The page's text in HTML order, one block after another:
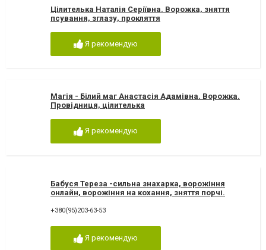
Цілителька Наталія Серіївна. Ворожка, зняття
псування, зглазу, прокляття
Я рекомендую
Магія - Білий маг Анастасія Адамівна. Ворожка.
Провідниця, цілителька
Я рекомендую
Бабуся Тереза -сильна знахарка, ворожіння
онлайн, ворожіння на кохання, зняття порчі.
+380(95)203-63-53
Я рекомендую